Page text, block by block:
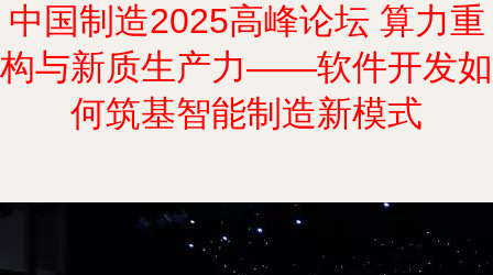
中国制造2025高峰论坛 算力重
构与新质生产力——软件开发如
何筑基智能制造新模式